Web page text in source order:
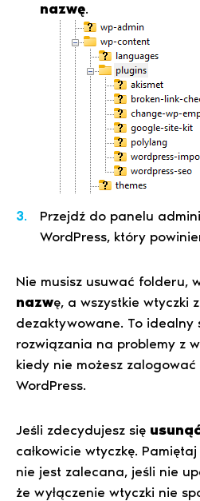
nazwę.
Przejdź do panelu
WordPress, który
Nie musisz usuwać folderu,
nazwę, a wszystkie wtyczki
dezaktywowane. To idealny
rozwiązania na problemy z
kiedy nie możesz
WordPress.
Jeśli zdecydujesz się
całkowicie wtyczkę.
nie jest zalecana, jeśli nie
że wyłączenie wtyczki nie